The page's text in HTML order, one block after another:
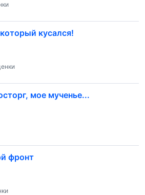
кусался!
мое мученье...
фронт